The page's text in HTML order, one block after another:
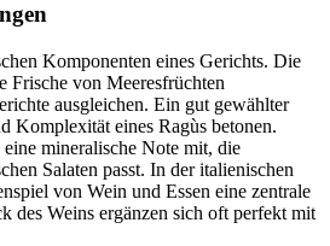
Komponenten eines Gerichts. Die
Frische von Meeresfrüchten
ausgleichen. Ein gut gewählter
Komplexität eines Ragùs betonen.
mineralische Note mit, die
Salaten passt. In der italienischen
von Wein und Essen eine zentrale
des Weins ergänzen sich oft perfekt mit